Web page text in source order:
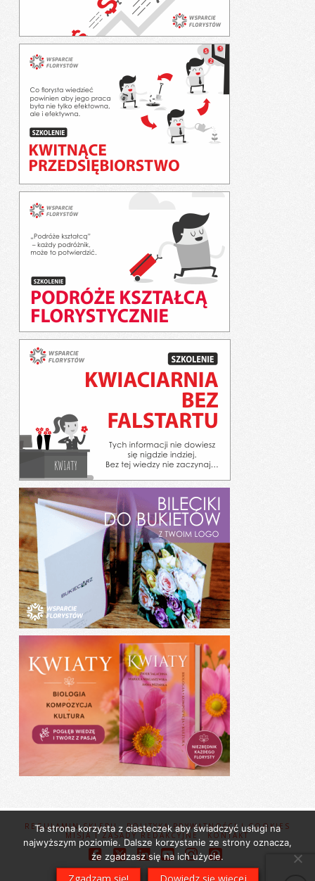
REGULAMIN SKLEPU
POLITYKA PRYWATNOŚCI I COOKIES
MISJA I ZASADY REDAKCYJNE
KONTAKT
Facebook
X LinkedIn
YouTube
Instagram
Pinterest
Ta strona korzysta z ciasteczek aby świadczyć usługi na
najwyższym poziomie. Dalsze korzystanie ze strony oznacza,
że zgadzasz się na ich użycie.